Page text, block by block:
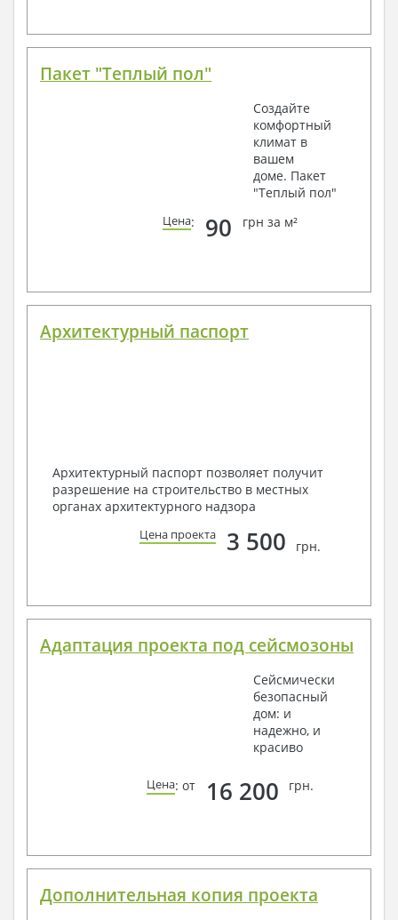
Пакет "Теплый пол"
Создайте
комфортный
климат в
вашем
доме. Пакет
"Теплый пол"
Цена: 90 грн за м²
Архитектурный паспорт
Архитектурный паспорт позволяет получит
разрешение на строительство в местных
органах архитектурного надзора
Цена проекта 3 500 грн.
Адаптация проекта под сейсмозоны
Сейсмически
безопасный
дом: и
надежно, и
красиво
Цена: от 16 200 грн.
Дополнительная копия проекта